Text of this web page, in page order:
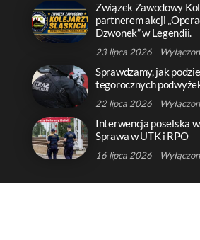
Związek Zawodowy
partnerem akcji
Dzwonek” w Legendii.
23 lipca 2026
Sprawdzamy, jak
tegorocznych
22 lipca 2026
Interwencja poselska
Sprawa w UTK i RPO
16 lipca 2026